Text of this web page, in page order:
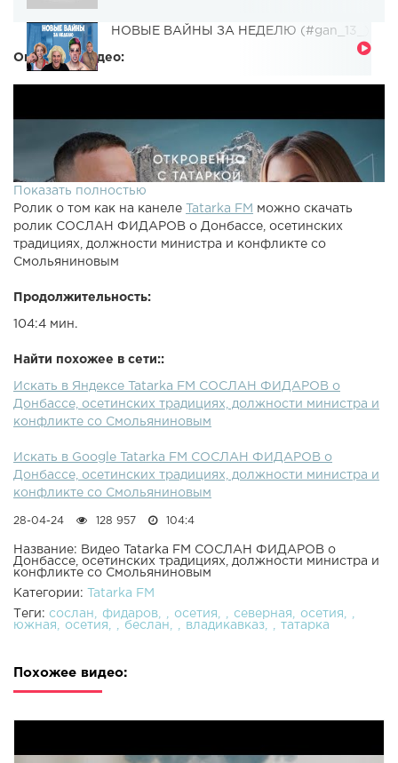
НОВЫЕ ВАЙНЫ ЗА НЕДЕЛЮ (#gan_13_)
Описание видео:
Показать полностью
Ролик о том как на канеле
Tatarka FM можно скачать
ролик СОСЛАН ФИДАРОВ о Донбассе, осетинских
традициях, должности министра и конфликте со
Смольяниновым
Продолжительность:
104:4 мин.
Найти похожее в сети::
Искать в Яндексе Tatarka FM СОСЛАН ФИДАРОВ о
Донбассе, осетинских традициях, должности министра и
конфликте со Смольяниновым
Искать в Google Tatarka FM СОСЛАН ФИДАРОВ о
Донбассе, осетинских традициях, должности министра и
конфликте со Смольяниновым
28-04-24 128 957 104:4
Название: Видео Tatarka FM СОСЛАН ФИДАРОВ о
Донбассе, осетинских традициях, должности министра и
конфликте со Смольяниновым
Категории:
Tatarka FM
Теги: сослан фидаров осетия северная
осетия
южная
осетия беслан владикавказ татарка
Похожее видео: